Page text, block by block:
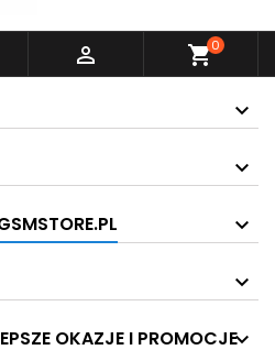
 shopping_cart0
OKAZJE I PROMOCJE